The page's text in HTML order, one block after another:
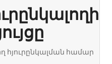
հյուրընկալման համար